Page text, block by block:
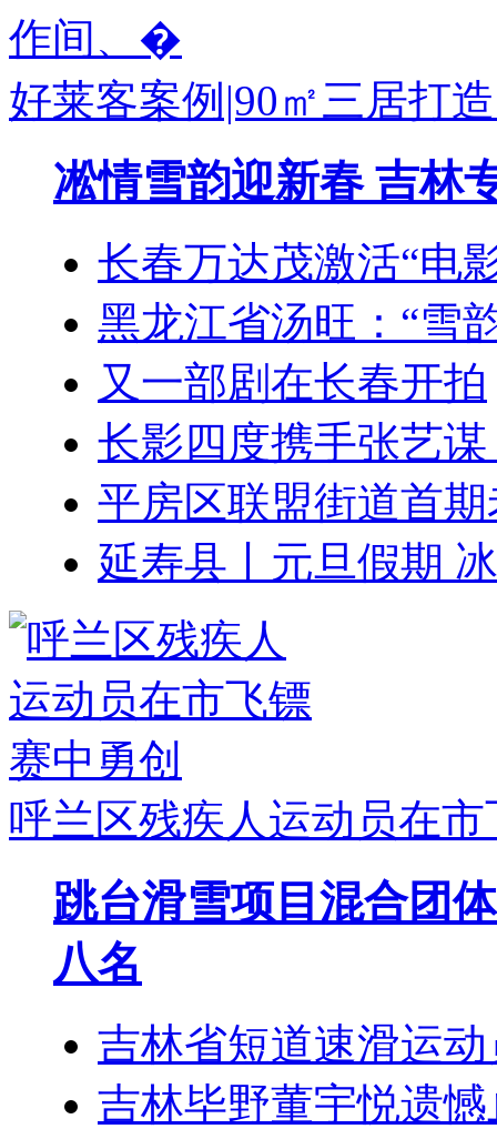
好莱客案例|90㎡三居打
凇情雪韵迎新春 吉林
长春万达茂激活“电
黑龙江省汤旺：“雪
又一部剧在长春开拍
长影四度携手张艺
平房区联盟街道首
延寿县丨元旦假期
呼兰区残疾人运动员在
跳台滑雪项目混合团
八名
吉林省短道速滑运
吉林毕野董宇悦遗